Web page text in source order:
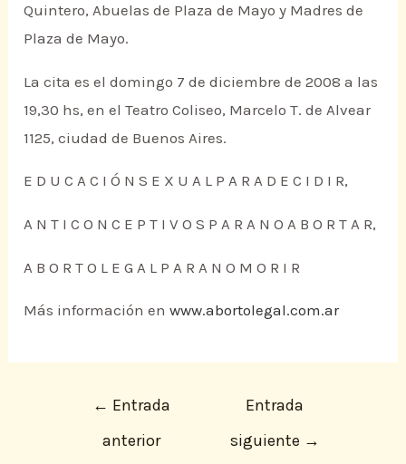
Quintero, Abuelas de Plaza de Mayo y Madres de
Plaza de Mayo.
La cita es el domingo 7 de diciembre de 2008 a las
19,30 hs, en el Teatro Coliseo, Marcelo T. de Alvear
1125, ciudad de Buenos Aires.
E D U C A C I Ó N S E X U A L P A R A D E C I D I R,
A N T I C O N C E P T I V O S P A R A N O A B O R T A R,
A B O R T O L E G A L P A R A N O M O R I R
Más información enwww.abortolegal.com.ar
← Entrada
anterior
Entrada
siguiente →